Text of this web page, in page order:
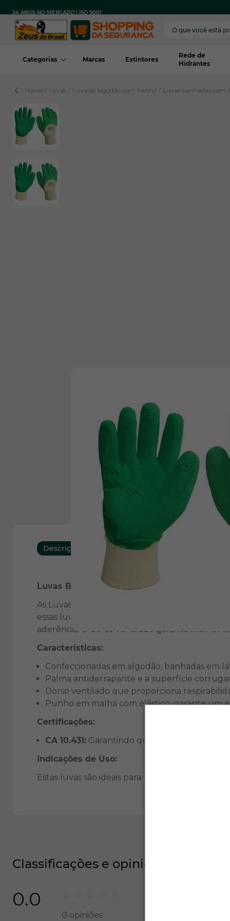
34 ANOS NO MERCADO | ISO 9001
GRÁTIS
BRASIL
REGIÃO*
Categorias Marcas Extintores
Rede de
Hidrantes
Home / Luvas / Luva de algodão com banho / Luvas banhadas com
View larger image
View larger image
Descrição
Luvas Banhadas com Látex Natural Verde
As Luvas Banhadas com Látex Natural Verde
essas luvas possuem banho em látex verde,
aderência. O dorso ventilado garante melhor
Características:
Confeccionadas em algodão, banhadas em
Palma antiderrapante e a superfície
Dorso ventilado que proporciona
Punho em malha com elástico, garante um
Certificações:
CA 10.431: Garantindo que o produto atende
Indicações de Uso:
Estas luvas são ideais para: Construção civil,
Download
Classificações e opiniões
0.0
0 opiniões